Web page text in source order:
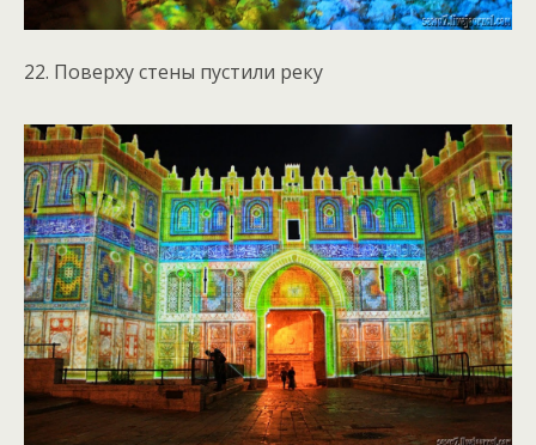
22. Поверху стены пустили реку